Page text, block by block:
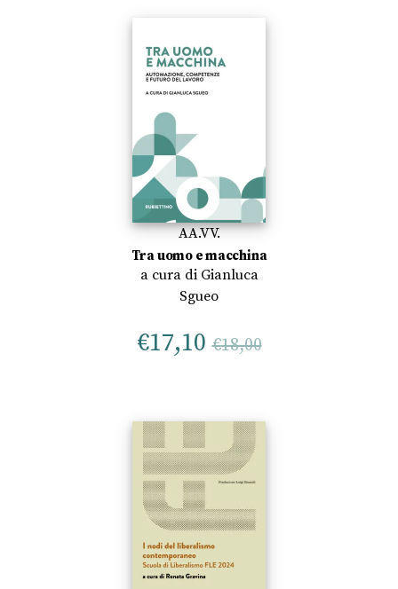
AA.VV.
Tra uomo e macchina
a cura di Gianluca
Sgueo
€17,10 €18,00